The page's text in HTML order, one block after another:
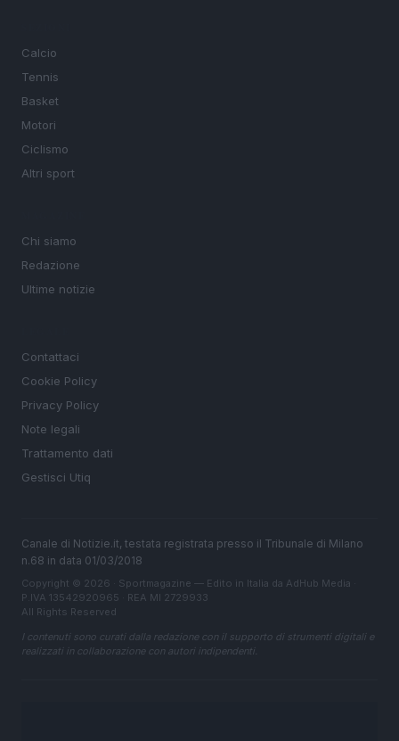
Calcio
Tennis
Basket
Motori
Ciclismo
Altri sport
Chi siamo
Redazione
Ultime notizie
Contattaci
Cookie Policy
Privacy Policy
Note legali
Trattamento dati
Gestisci Utiq
Canale di Notizie.it, testata registrata presso il Tribunale di Milano
n.68 in data 01/03/2018
Copyright © 2026 · Sportmagazine — Edito in Italia da AdHub Media
P.IVA 13542920965 · REA MI 2729933
All Rights Reserved
I contenuti sono curati dalla redazione con il supporto di strumenti digitali e
realizzati in collaborazione con autori indipendenti.